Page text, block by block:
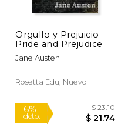
6%
Orgullo y Prejuicio -
Pride and Prejudice
Jane Austen
Rosetta Edu, Nuevo